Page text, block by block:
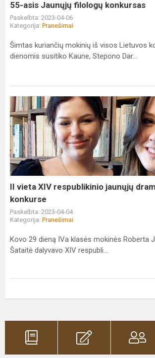
55-asis Jaunųjų filologų konkursas
Paskelbta: 2023-04-06
Kategorija: Pranešimai
Šimtas kuriančių mokinių iš visos Lietuvos
dienomis susitiko Kaune, Stepono Dar...
vieta
XIV
respublikinio
jaunųjų
dramaturgų
konkurse
II vieta XIV respublikinio jaunųjų
konkurse
Paskelbta: 2023-04-04
Kategorija: Pranešimai
Kovo 29 dieną IVa klasės mokinės Roberta
Šataitė dalyvavo XIV respubli...